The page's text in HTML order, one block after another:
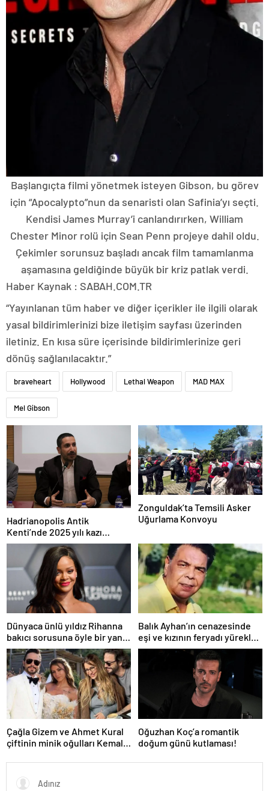
Başlangıçta filmi yönetmek isteyen Gibson, bu görev
için “Apocalypto”nun da senaristi olan Safinia’yı seçti.
Kendisi James Murray’i canlandırırken, William
Chester Minor rolü için Sean Penn projeye dahil oldu.
Çekimler sorunsuz başladı ancak film tamamlanma
aşamasına geldiğinde büyük bir kriz patlak verdi.
Haber Kaynak : SABAH.COM.TR
“Yayınlanan tüm haber ve diğer içerikler ile ilgili olarak
yasal bildirimlerinizi bize iletişim sayfası üzerinden
iletiniz. En kısa süre içerisinde bildirimlerinize geri
dönüş sağlanılacaktır.”
braveheart Hollywood Lethal Weapon MAD MAX
Mel Gibson
Hadrianopolis Antik
Kenti’nde 2025 yılı kazı
sezonu başladı
Zonguldak’ta Temsili Asker
Uğurlama Konvoyu
Dünyaca ünlü yıldız Rihanna
bakıcı sorusuna öyle bir yanıt
verdi ki! “35 yıl boyunca…”
Balık Ayhan’ın cenazesinde
eşi ve kızının feryadı yürekleri
dağladı: “Baba kalk canım
Çağla Gizem ve Ahmet Kural
çiftinin minik oğulları Kemal, 1
gününden kareler!
Oğuzhan Koç’a romantik
doğum günü kutlaması!